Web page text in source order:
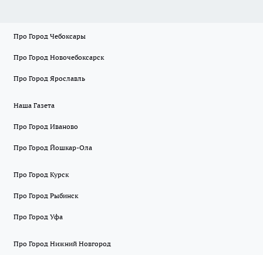
Про Город Чебоксары
Про Город Новочебоксарск
Про Город Ярославль
Наша Газета
Про Город Иваново
Про Город Йошкар-Ола
Про Город Курск
Про Город Рыбинск
Про Город Уфа
Про Город Нижний Новгород